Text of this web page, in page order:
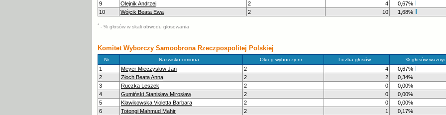
9
Olejnik Andrzej 2 4
0,67%
10
Wójcik Beata Ewa 2 10 1,68%
* - % głosów w skali obwodu głosowania
Komitet Wyborczy Samoobrona Rzeczpospolitej Polskiej
Nr Nazwisko i imiona Okręg wyborczy nr Liczba głosów % głosów
1 Meyer Mieczysław Jan 2 4
0,67%
2
Złoch Beata Anna 2 2
0,34%
3
Ruczka Leszek 2 0
0,00%
4
Gumiński Stanisław Mirosław 2 0
0,00%
5
Klawikowska Violetta Barbara 2 0
0,00%
6
Totongi Mahmud Mahir 2 1
0,17%